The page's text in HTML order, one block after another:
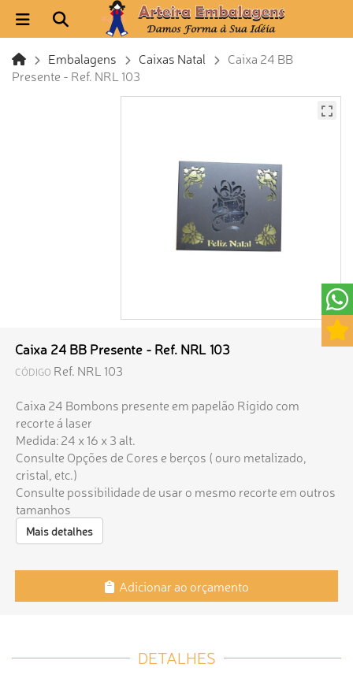
Embalagens Caixas Natal
Caixa 24 BB
Presente - Ref. NRL 103
Caixa 24 BB Presente - Ref. NRL 103
CÓDIGO Ref. NRL 103
Caixa 24 Bombons presente em papelão Rígido com
recorte á laser
Medida: 24 x 16 x 3 alt.
Consulte Opções de Cores e berços ( ouro metalizado,
cristal, etc.)
Consulte possibilidade de usar o mesmo recorte em outros
tamanhos
Mais detalhes
Adicionar ao orçamento
DETALHES